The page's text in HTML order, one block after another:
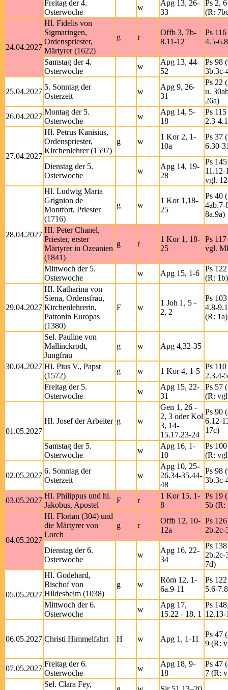
Freitag der 4.
Osterwoche
w
Apg 13, 26-
33
Ps 2,
(R:
24.04.2027
Hl. Fidelis von
Sigmaringen,
Ordenspriester,
Märtyrer (1622)
g r
Offb 3, 7b-
8.11-12
Ps
4.5-
Samstag der 4.
Osterwoche
w
Apg 13, 44-
52
Ps 98
3b.3c-
25.04.2027
5. Sonntag der
Osterzeit
w
Apg 9, 26-
31
Ps 22
u.
26a)
26.04.2027
Montag der 5.
Osterwoche
w
Apg 14, 5-
18
Ps
2.3-
27.04.2027
Hl. Petrus Kanisius,
Ordenspriester,
Kirchenlehrer (1597)
g w
1 Kor 2, 1-
10a
Ps 37
6.30-
Dienstag der 5.
Osterwoche
w
Apg 14, 19-
28
Ps
11.12-
vgl.
28.04.2027
Hl. Ludwig Maria
Grignion de
Montfort, Priester
(1716)
g w
1 Kor 1,18-
25
Ps 40
4ab.7-
8a.9a)
Hl. Peter Chanel,
Priester, erster
Märtyrer in Ozeanien
(1841)
g r
1 Kor 1, 18-
25
Ps
vgl.
Mittwoch der 5.
Osterwoche
w Apg 15, 1-6
Ps
(R: 1b)
29.04.2027
Hl. Katharina von
Siena, Ordensfrau,
Kirchenlehrerin,
Patronin Europas
(1380)
F w
1 Joh 1, 5 -
2, 2
Ps
4.8-
(R: 1a)
30.04.2027
Sel. Pauline von
Mallinckrodt,
Jungfrau
g w Apg 4,32-35
Hl. Pius V., Papst
(1572)
g w 1 Kor 4, 1-5
Ps
2.3.4-
Freitag der 5.
Osterwoche
w
Apg 15, 22-
31
Ps 57
(R:
01.05.2027
Hl. Josef der Arbeiter g w
Gen 1, 26 -
2, 3 oder Kol
3, 14-
15.17.23-24
Ps 90
6.12-
17c)
Samstag der 5.
Osterwoche
w
Apg 16, 1-
10
Ps
(R:
02.05.2027
6. Sonntag der
Osterzeit
w
Apg 10, 25-
26.34-35.44-
48
Ps 98
3b.3c-
03.05.2027
Hl. Philippus und hl.
Jakobus, Apostel
F r
1 Kor 15, 1-
8
Ps 19
5b (R:
04.05.2027
Hl. Florian (304) und
die Märtyrer von
Lorch
g r
Offb 12, 10-
12a
Ps
2b.2c-
Dienstag der 6.
Osterwoche
w
Apg 16, 22-
34
Ps
2b.2c-
7d)
05.05.2027
Hl. Godehard,
Bischof von
Hildesheim (1038)
g w
Röm 12, 1-
6a.9-11
Ps
5.6-
Mittwoch der 6.
Osterwoche
w
Apg 17,
15.22 - 18, 1
Ps
12.13-
06.05.2027 Christi Himmelfahrt H w Apg 1, 1-11
Ps 47
9 (R:
07.05.2027
Freitag der 6.
Osterwoche
w
Apg 18, 9-
18
Ps 47
7 (R:
Sel. Clara Fey,